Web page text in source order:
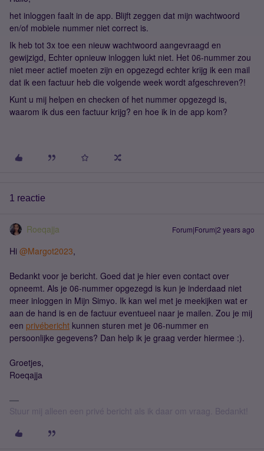
het inloggen faalt in de app. Blijft zeggen dat mijn wachtwoord
en/of mobiele nummer niet correct is.
Ik heb tot 3x toe een nieuw wachtwoord aangevraagd en
gewijzigd, Echter opnieuw inloggen lukt niet. Het 06-nummer zou
niet meer actief moeten zijn en opgezegd echter krijg ik een mail
dat ik een factuur heb die volgende week wordt afgeschreven?!
Kunt u mij helpen en checken of het nummer opgezegd is,
waarom ik dus een factuur krijg? en hoe ik in de app kom?
1 reactie
Roeqajja Forum|Forum|2 years ago
Hi @Margot2023,
Bedankt voor je bericht. Goed dat je hier even contact over
opneemt. Als je 06-nummer opgezegd is kun je inderdaad niet
meer inloggen in Mijn Simyo. Ik kan wel met je meekijken wat er
aan de hand is en de factuur eventueel naar je mailen. Zou je mij
een privébericht kunnen sturen met je 06-nummer en
persoonlijke gegevens? Dan help ik je graag verder hiermee :).
Groetjes,
Roeqajja
Stuur mij alleen een privé bericht als ik daar om vraag. Bedankt!